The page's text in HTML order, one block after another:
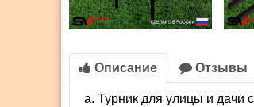
Описание Отзывы
Турник для улицы и дачи